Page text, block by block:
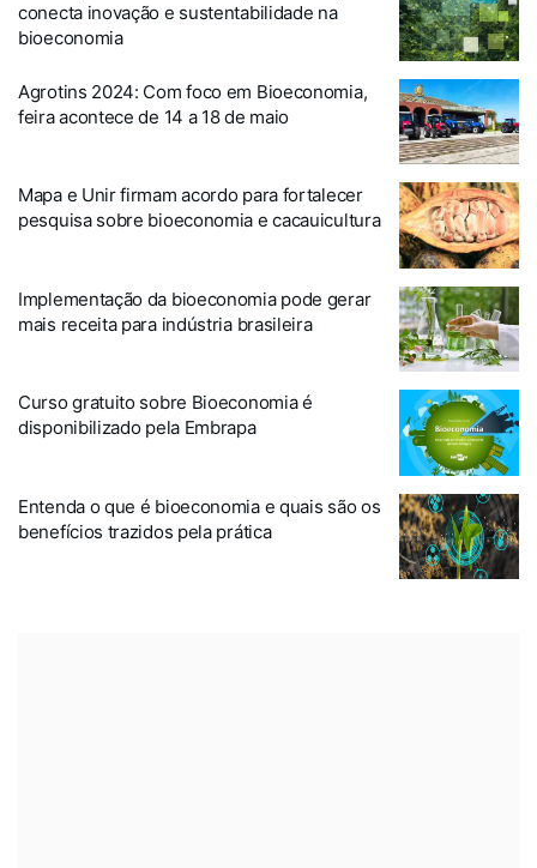
conecta inovação e sustentabilidade na
bioeconomia
Agrotins 2024: Com foco em Bioeconomia,
feira acontece de 14 a 18 de maio
Mapa e Unir firmam acordo para fortalecer
pesquisa sobre bioeconomia e cacauicultura
Implementação da bioeconomia pode gerar
mais receita para indústria brasileira
Curso gratuito sobre Bioeconomia é
disponibilizado pela Embrapa
Entenda o que é bioeconomia e quais são os
benefícios trazidos pela prática